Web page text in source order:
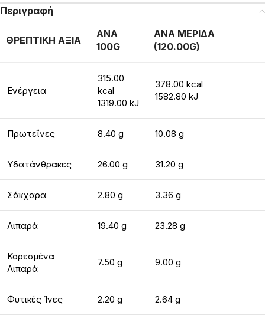
Περιγραφή
ΘΡΕΠΤΙΚΗ ΑΞΙΑ
ΑΝΑ
100G
ΑΝΑ ΜΕΡΙΔΑ
(120.00G)
Ενέργεια
315.00
kcal
1319.00 kJ
378.00 kcal
1582.80 kJ
Πρωτεΐνες 8.40 g 10.08 g
Υδατάνθρακες 26.00 g 31.20 g
Σάκχαρα 2.80 g 3.36 g
Λιπαρά 19.40 g 23.28 g
Κορεσμένα
Λιπαρά
7.50 g 9.00 g
Φυτικές Ίνες 2.20 g 2.64 g